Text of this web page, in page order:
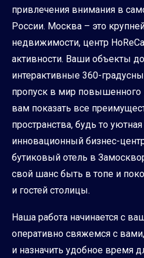
привлечения внимания в
России. Москва – это
недвижимости, центр
активности. Ваши объекты
интерактивные 360-
пропуск в мир
вам показать все
пространства, будь то
инновационный бизнес-
бутиковый отель в
свой шанс быть в топе и
и гостей столицы.
Наша работа начинается с
оперативно свяжемся с
и назначить удобное время